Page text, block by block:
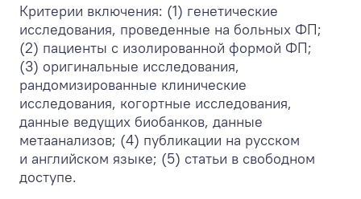
Критерии включения: (1) генетические
исследования, проведенные на больных ФП;
(2) пациенты с изолированной формой ФП;
(3) оригинальные исследования,
рандомизированные клинические
исследования, когортные исследования,
данные ведущих биобанков, данные
метаанализов; (4) публикации на русском
и английском языке; (5) статьи в свободном
доступе.